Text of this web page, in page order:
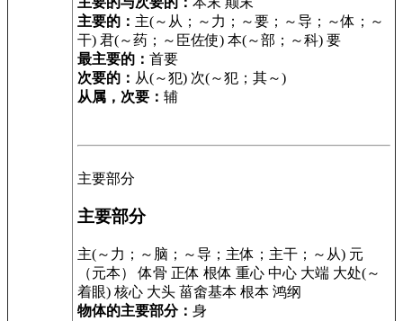
主要的： 主(～从；～力；～要；～导；～体；～
干) 君(～药；～臣佐使) 本(～部；～科) 要
最主要的： 首要
次要的： 从(～犯) 次(～犯；其～)
从属，次要： 辅
主要部分
主要部分
主(～力；～脑；～导；主体；主干；～从) 元
（元本） 体骨 正体 根体 重心 中心 大端 大处(～
着眼) 核心 大头 菑畬基本 根本 鸿纲
物体的主要部分： 身